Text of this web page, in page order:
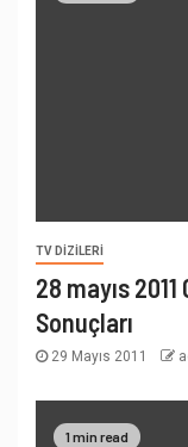
TV DIZILERI
28 mayıs
Sonuçları
29 Mayıs 2011
1 min read